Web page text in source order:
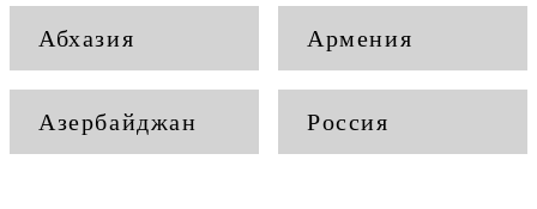
Абхазия Армения
Азербайджан Россия